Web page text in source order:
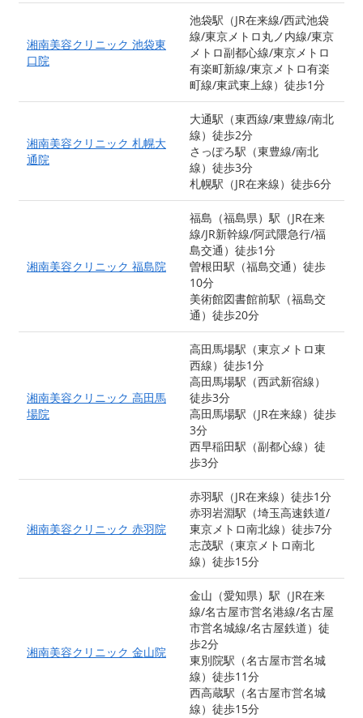
湘南美容クリニック 池袋東
口院
池袋駅（JR在来線/西武池袋
線/東京メトロ丸ノ内線/東京
メトロ副都心線/東京メトロ
有楽町新線/東京メトロ有楽
町線/東武東上線）徒歩1分
湘南美容クリニック 札幌大
通院
大通駅（東西線/東豊線/南北
線）徒歩2分
さっぽろ駅（東豊線/南北
線）徒歩3分
札幌駅（JR在来線）徒歩6分
湘南美容クリニック 福島院
福島（福島県）駅（JR在来
線/JR新幹線/阿武隈急行/福
島交通）徒歩1分
曽根田駅（福島交通）徒歩
10分
美術館図書館前駅（福島交
通）徒歩20分
湘南美容クリニック 高田馬
場院
高田馬場駅（東京メトロ東
西線）徒歩1分
高田馬場駅（西武新宿線）
徒歩3分
高田馬場駅（JR在来線）徒歩
3分
西早稲田駅（副都心線）徒
歩3分
湘南美容クリニック 赤羽院
赤羽駅（JR在来線）徒歩1分
赤羽岩淵駅（埼玉高速鉄道/
東京メトロ南北線）徒歩7分
志茂駅（東京メトロ南北
線）徒歩15分
湘南美容クリニック 金山院
金山（愛知県）駅（JR在来
線/名古屋市営名港線/名古屋
市営名城線/名古屋鉄道）徒
歩2分
東別院駅（名古屋市営名城
線）徒歩11分
西高蔵駅（名古屋市営名城
線）徒歩15分